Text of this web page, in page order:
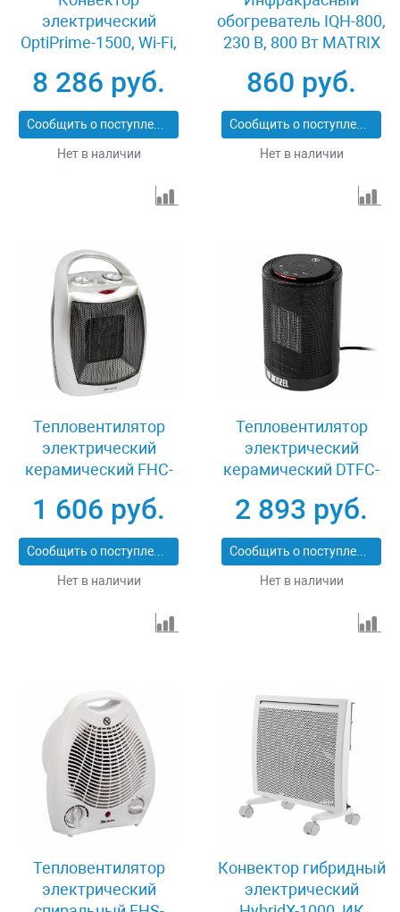
электрический
OptiPrime-1500, Wi-Fi,
термостат, 1500 Вт
Denzel 98122
8 286 руб.
Сообщить о поступлении
Нет в наличии
обогреватель IQH-800,
230 В, 800 Вт MATRIX
860 руб.
Сообщить о поступлении
Нет в наличии
Тепловентилятор
электрический
керамический FHC-
MATRIX 96416
1 606 руб.
Сообщить о поступлении
Нет в наличии
Тепловентилятор
электрический
керамический DTFC-
Denzel 96418
2 893 руб.
Сообщить о поступлении
Нет в наличии
Тепловентилятор
электрический
Конвектор гибридный
электрический